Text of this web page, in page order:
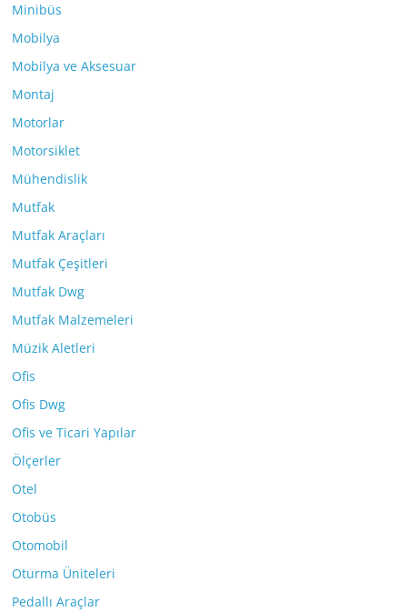
Minibüs
Mobilya
Mobilya ve Aksesuar
Montaj
Motorlar
Motorsiklet
Mühendislik
Mutfak
Mutfak Araçları
Mutfak Çeşitleri
Mutfak Dwg
Mutfak Malzemeleri
Müzik Aletleri
Ofis
Ofis Dwg
Ofis ve Ticari Yapılar
Ölçerler
Otel
Otobüs
Otomobil
Oturma Üniteleri
Pedallı Araçlar